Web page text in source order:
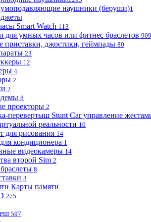
наушники (беруши)1
Smart Watch 113
для умных часов или фитнес браслетов 909
приставки, джостики, геймпады 80
23
12
4
2
2
8
проекторы 2
перевертыш Stunt Car управление
реальности 10
для рисования 14
кондиционера 1
видеокамеры 14
второй Sim 2
8
3
Карты памяти
275
597